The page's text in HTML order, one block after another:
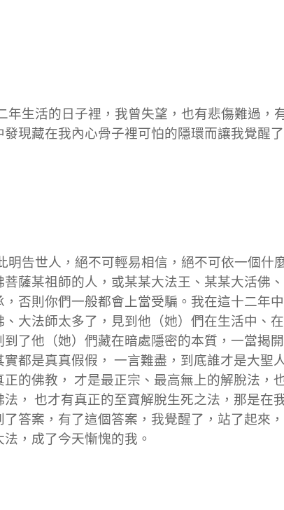
生活的日子裡，我曾失望，也有悲傷難過，
現藏在我內心骨子裡可怕的隱環而讓我覺醒了
告世人，絕不可輕易相信，絕不可依一個什
菩薩某祖師的人，或某某大法王、某某大活佛
，否則你們一般都會上當受騙。我在這十二年
、大法師太多了，見到他（她）們在生活中、
到了他（她）們藏在暗處隱密的本質，一當揭
實都是真真假假， 一言難盡，到底誰才是大聖
正的佛教， 才是最正宗、最高無上的解脫法，
法， 也才有真正的至寶解脫生死之法，那是在
了答案，有了這個答案，我覺醒了，站了起來
，成了今天慚愧的我。